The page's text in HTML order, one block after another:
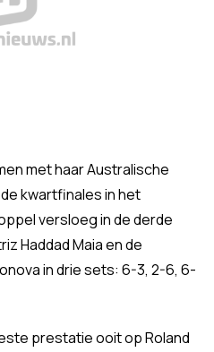
met haar Australische
kwartfinales in het
versloeg in de derde
Haddad Maia en de
in drie sets: 6-3, 2-6, 6-
prestatie ooit op Roland